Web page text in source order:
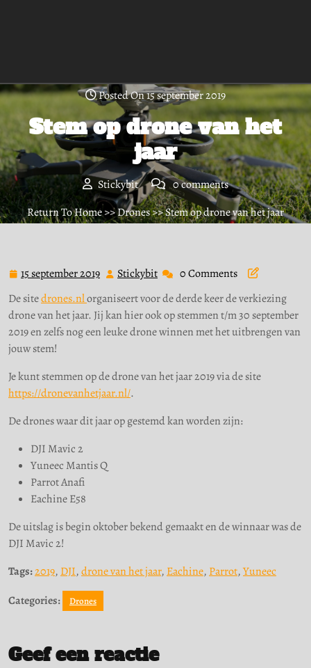
Posted On 15 september 2019
Stem op drone van het
jaar
Stickybit
0 comments
Return To Home>>Drones>> Stem op drone van het jaar
15 september 2019 15
september
2019
Stickybit Stickybit0 Comments
De sitedrones.nlorganiseert voor de derde keer de verkiezing
drone van het jaar. Jij kan hier ook op stemmen t/m 30 september
2019 en zelfs nog een leuke drone winnen met het uitbrengen van
jouw stem!
Je kunt stemmen op de drone van het jaar 2019 via de site
https://dronevanhetjaar.nl/.
De drones waar dit jaar op gestemd kan worden zijn:
DJI Mavic 2
Yuneec Mantis Q
Parrot Anafi
Eachine E58
De uitslag is begin oktober bekend gemaakt en de winnaar was de
DJI Mavic 2!
Tags:2019, DJI,drone van het jaar, Eachine, Parrot,Yuneec
Categories:
Drones
Geef een reactie